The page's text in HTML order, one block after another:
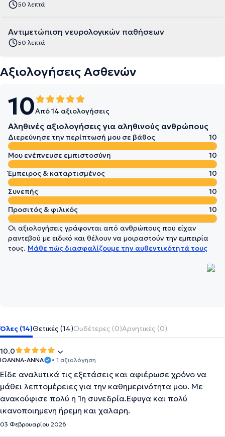
50 λεπτά
Αντιμετώπιση νευρολογικών παθήσεων
50 λεπτά
Αξιολογήσεις Ασθενών
10Από 14 αξιολογήσεις
Αληθινές αξιολογήσεις για αληθινούς ανθρώπους
Διερεύνησε την περίπτωσή μου σε βάθος
10
Μου ενέπνευσε εμπιστοσύνη
10
Έμπειρος & καταρτισμένος
10
Συνεπής
10
Προσιτός & φιλικός
10
Οι αξιολογήσεις γράφονται από ανθρώπους που είχαν
ραντεβού με ειδικό και θέλουν να μοιραστούν την εμπειρία
τους. Μάθε πώς διασφαλίζουμε την αυθεντικότητά τους
Όλες (14)Θετικές (14)Ουδέτερες (0)Αρνητικές (0)
10.0
ΙΩΑΝΝΑ-ΑΝΝΑ • 1 αξιολόγηση
Είδε αναλυτικά τις εξετάσεις και αφιέρωσε χρόνο να
μάθει λεπτομέρειες για την καθημερινότητα μου. Με
ανακούφισε πολύ η 1η συνεδρία.Εφυγα και πολύ
ικανοποιημενη ήρεμη και χαλαρη.
03 Φεβρουαρίου 2026